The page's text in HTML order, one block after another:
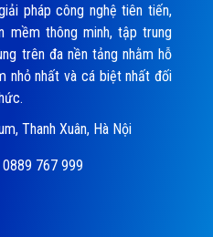
pháp công nghệ tiên tiến,
mềm thông minh, tập trung
trên đa nền tảng nhằm hỗ
nhỏ nhất và cá biệt nhất đối
Thanh Xuân, Hà Nội
767 999